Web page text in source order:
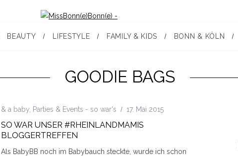
BEAUTY LIFESTYLE FAMILY & KIDS BONN & KÖLN
GOODIE BAGS
& a baby Parties & Events - so war's 17. Mai 2015
SO WAR UNSER #RHEINLANDMAMIS
BLOGGERTREFFEN
Als BabyBB noch im Babybauch steckte, wurde ich schon